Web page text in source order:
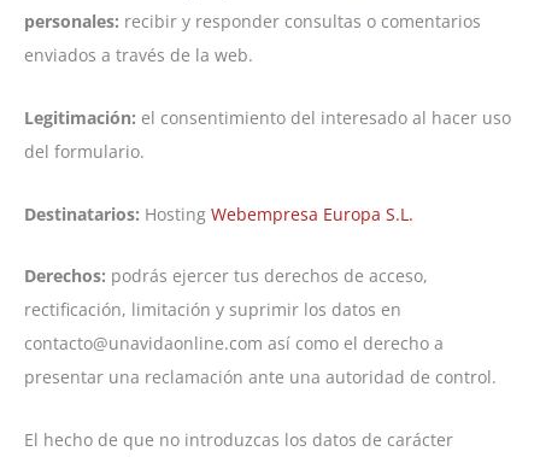
personales: recibir y responder consultas o comentarios
enviados a través de la web.
Legitimación: el consentimiento del interesado al hacer uso
del formulario.
Destinatarios: Hosting Webempresa Europa S.L.
Derechos: podrás ejercer tus derechos de acceso,
rectificación, limitación y suprimir los datos en
contacto@unavidaonline.com así como el derecho a
presentar una reclamación ante una autoridad de control.
El hecho de que no introduzcas los datos de carácter